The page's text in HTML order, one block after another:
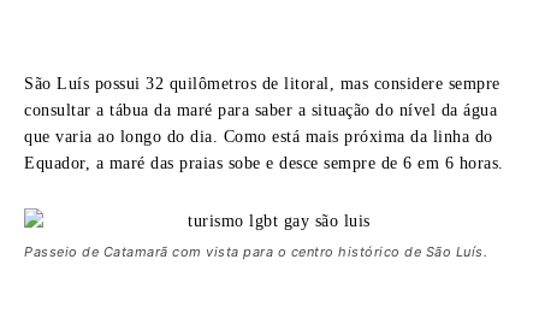
São Luís possui 32 quilômetros de litoral, mas considere sempre
consultar a tábua da maré para saber a situação do nível da água
que varia ao longo do dia. Como está mais próxima da linha do
Equador, a maré das praias sobe e desce sempre de 6 em 6 horas.
Passeio de Catamarã com vista para o centro histórico de São Luís.